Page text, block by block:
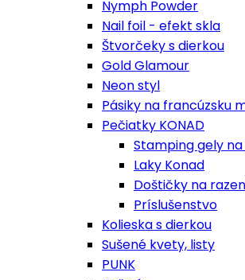
Nymph Powder
Nail foil - efekt skla
Štvorčeky s dierkou
Gold Glamour
Neon styl
Pásiky na francúzsku
Pečiatky KONAD
Stamping gely
Laky Konad
Doštičky na
Príslušenstvo
Kolieska s dierkou
Sušené kvety, listy
PUNK